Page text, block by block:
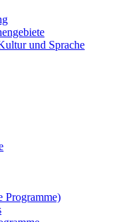
und Sprache
Programme)